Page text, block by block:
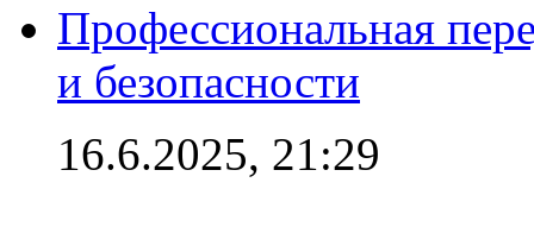
Профессиональная
и безопасности
16.6.2025, 21:29